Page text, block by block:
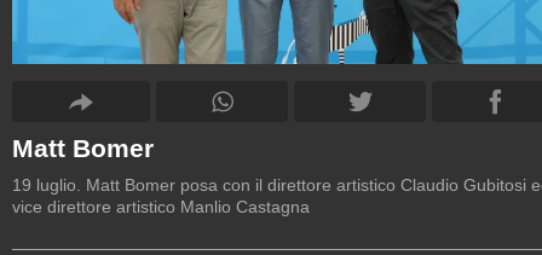
Matt Bomer
19 luglio. Matt Bomer posa con il direttore artistico Claudio Gubitosi
vice direttore artistico Manlio Castagna